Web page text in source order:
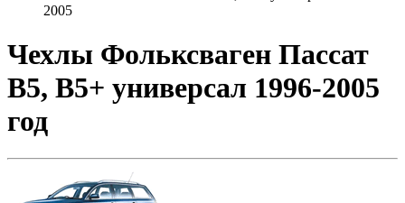
2005
Чехлы Фольксваген Пассат
В5, В5+ универсал 1996-2005
год